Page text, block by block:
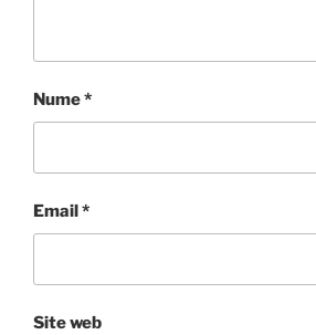
Nume*
Email*
Site web